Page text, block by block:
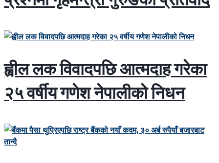
ह्वील लक विवादपछि आत्मदाह गरेका
२५ वर्षीय गणेश नेपालीको निधन